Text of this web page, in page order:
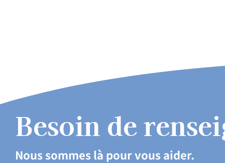
Besoin de
Nous sommes là pour vous aider.